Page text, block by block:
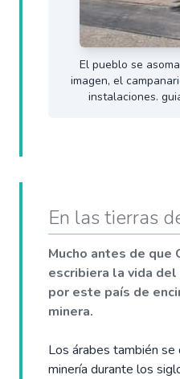
El pueblo se
imagen, el
instalaciones.
En las tierras
Mucho antes de que
escribiera la vida del
por este país de
minera.
Los árabes también se
minería durante los